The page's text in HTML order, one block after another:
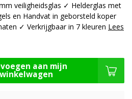
veiligheidsglas ✓ Helderglas met
en Handvat in geborsteld koper
✓ Verkrijgbaar in 7 kleuren Lees
aan mijn
winkelwagen